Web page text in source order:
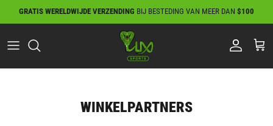
inhoud
GRATIS WERELDWIJDE VERZENDING BIJ BESTEDING VAN MEER DAN $100
WINKELPARTNERS